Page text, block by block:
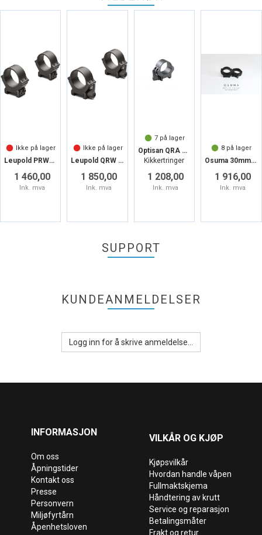
Ikke på lager
Leupold PRW2 ringer 30mm Lav
1 460,00
Ink. mva
Ikke på lager
Leupold QRW ringer 30mm
1 850,00
Ink. mva
7på lager
Optisan QRA 30mm
Kikkertringer
1 208,00
Ink. mva
8 på lager
Osuma 30mm Ringer for Picatinny
1 916,00
Ink. mva
SUPPORT
KUNDEANMELDELSER
Logg inn for å skrive anmeldelse...
INFORMASJON
Om oss
Åpningstider
Kontakt oss
Presse
Personvern
Miljøfyrtårn
Åpenhetsloven
VILKÅR OG KJØP
Kjøpsvilkår
Hvordan handle våpen
Fullmaktskjema
Håndtering av krutt
Service og reparasjon
Betalingsmåter
Frakt og retur